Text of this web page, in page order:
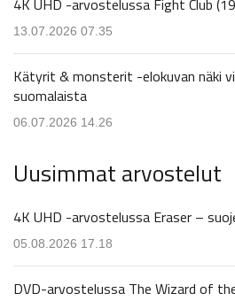
4K UHD -arvostelussa Fight Club
13.07.2026 07.35
Kätyrit & monsterit -elokuvan näki
suomalaista
06.07.2026 14.26
Uusimmat arvostelut
4K UHD -arvostelussa Eraser –
05.08.2026 17.18
DVD-arvostelussa The Wizard of